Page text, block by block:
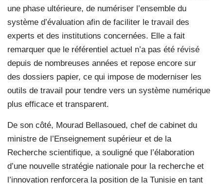
une phase ultérieure, de numériser l’ensemble du
système d’évaluation afin de faciliter le travail des
experts et des institutions concernées. Elle a fait
remarquer que le référentiel actuel n’a pas été révisé
depuis de nombreuses années et repose encore sur
des dossiers papier, ce qui impose de moderniser les
outils de travail pour tendre vers un système numérique
plus efficace et transparent.
De son côté, Mourad Bellasoued, chef de cabinet du
ministre de l’Enseignement supérieur et de la
Recherche scientifique, a souligné que l’élaboration
d’une nouvelle stratégie nationale pour la recherche et
l’innovation renforcera la position de la Tunisie en tant